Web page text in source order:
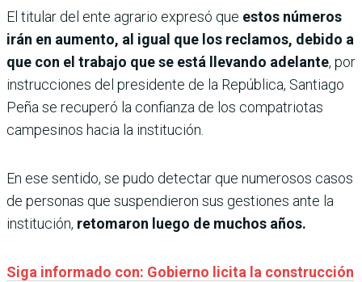
El titular del ente agrario expresó que estos números
irán en aumento, al igual que los reclamos, debido a
que con el trabajo que se está llevando adelante, por
instrucciones del presidente de la República, Santiago
Peña se recuperó la confianza de los compatriotas
campesinos hacia la institución.
En ese sentido, se pudo detectar que numerosos casos
de personas que suspendieron sus gestiones ante la
institución, retomaron luego de muchos años.
Siga informado con: Gobierno licita la construcción